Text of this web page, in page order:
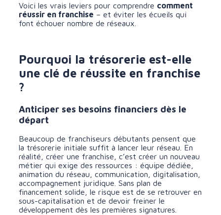
Voici les vrais leviers pour comprendre comment
réussir en franchise – et éviter les écueils qui
font échouer nombre de réseaux.
Pourquoi la trésorerie est-elle
une clé de réussite en franchise
?
Anticiper ses besoins financiers dès le
départ
Beaucoup de franchiseurs débutants pensent que
la trésorerie initiale suffit à lancer leur réseau. En
réalité, créer une franchise, c’est créer un nouveau
métier qui exige des ressources : équipe dédiée,
animation du réseau, communication, digitalisation,
accompagnement juridique. Sans plan de
financement solide, le risque est de se retrouver en
sous-capitalisation et de devoir freiner le
développement dès les premières signatures.